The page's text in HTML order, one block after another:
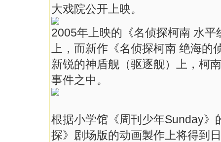
大戏院公开上映。
2005年上映的《名侦探柯南 水
上，而新作《名侦探柯南 绝海
新锐的神盾舰（驱逐舰）上，柯
事件之中。
根据小学馆《周刊少年Sunday》
探》剧场版的动画製作上将得到